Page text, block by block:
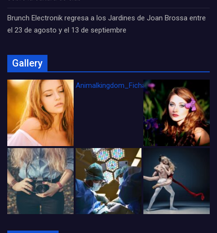
Brunch Electronik regresa a los Jardines de Joan Brossa entre
el 23 de agosto y el 13 de septiembre
Gallery
Animalkingdom_FichaCine